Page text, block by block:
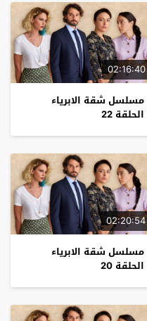
02:16:40
مسلسل شقة الابرياء
الحلقة 22
02:20:54
مسلسل شقة الابرياء
الحلقة 20